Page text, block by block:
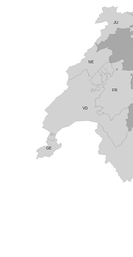
FR
VD
NE
GE
JU